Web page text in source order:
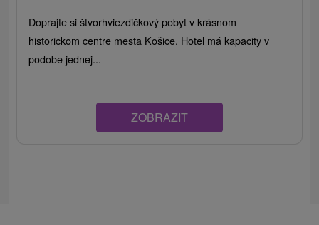
Doprajte si štvorhviezdičkový pobyt v krásnom
historickom centre mesta Košice. Hotel má kapacity v
podobe jednej...
ZOBRAZIT